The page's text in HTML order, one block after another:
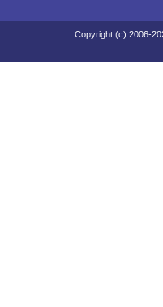
Copyright (c) 2006-